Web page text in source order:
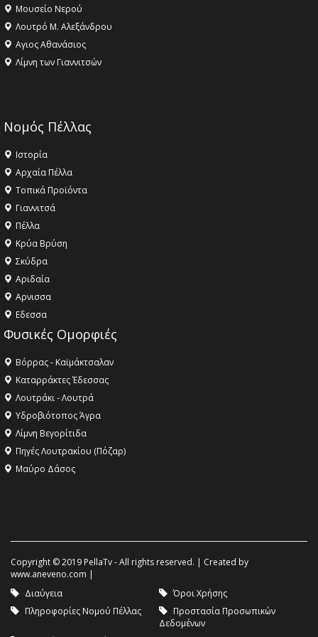
Μουσείο Νερού
Λουτρό Μ. Αλεξάνδρου
Αγιος Αθανάσιος
Λίμνη των Γιαννιτσών
Νομός Πέλλας
Ιστορία
Αρχαία Πέλλα
Τοπικά Προϊόντα
Γιαννιτσά
Πέλλα
Κρύα Βρύση
Σκύδρα
Αριδαία
Aρνισσα
Eδεσσα
Φυσικές Ομορφιές
Βόρρας - Καϊμάκτσαλαν
Καταρράκτες Έδεσσας
Λουτράκι - Λουτρά
Υδροβιότοπος Άγρα
Λίμνη Βεγορίτιδα
Πηγές Λουτρακίου (Πόζαρ)
Μαύρο Δάσος
Copyright © 2019 PellaTv - All rights reserved. | Created by
www.aneveno.com |
Διαύγεια
Όροι Χρήσης
Πληροφορίες Νομού Πέλλας
Προστασία Προσωπικών
Δεδομένων